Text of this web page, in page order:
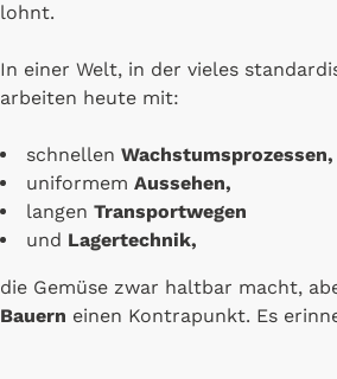
lohnt.
In einer Welt, in der vieles
arbeiten heute mit:
schnellen Wachstumsprozessen,
uniformem Aussehen,
langen Transportwegen
und Lagertechnik,
die Gemüse zwar haltbar macht,
Bauern einen Kontrapunkt. Es